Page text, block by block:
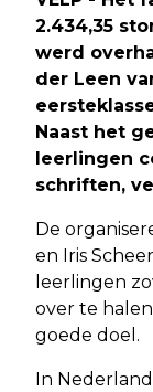
2.434,35
werd
der Leen
Naast het
leerlingen
schriften,
De
en Iris
leerlingen
over te
goede doel.
In